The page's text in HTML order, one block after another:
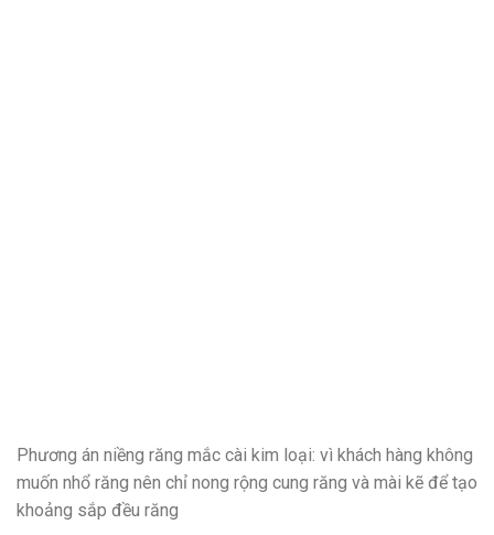
Phương án niềng răng mắc cài kim loại: vì khách hàng không
muốn nhổ răng nên chỉ nong rộng cung răng và mài kẽ để tạo
khoảng sắp đều răng